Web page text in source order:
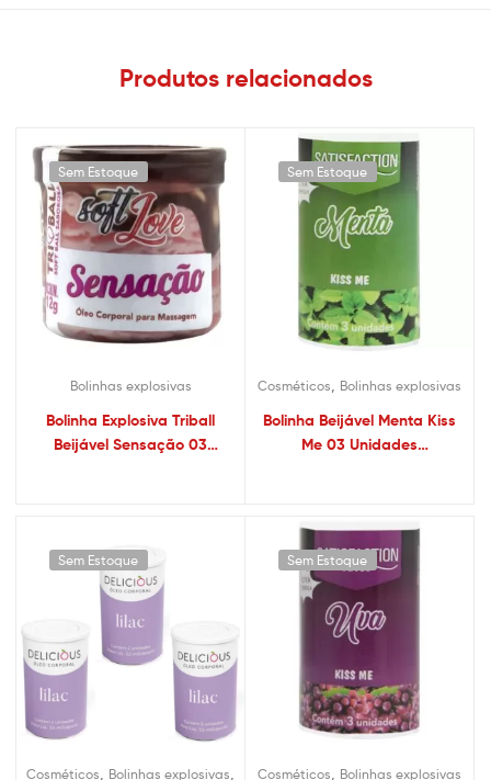
Produtos relacionados
Sem Estoque
Bolinhas explosivas
Bolinha Explosiva Triball
Beijável Sensação 03
Sem Estoque
Cosméticos Bolinhas explosivas
Bolinha Beijável Menta Kiss
Me 03 Unidades
Sem Estoque
Cosméticos Bolinhas explosivas
Sem Estoque
Cosméticos Bolinhas explosivas